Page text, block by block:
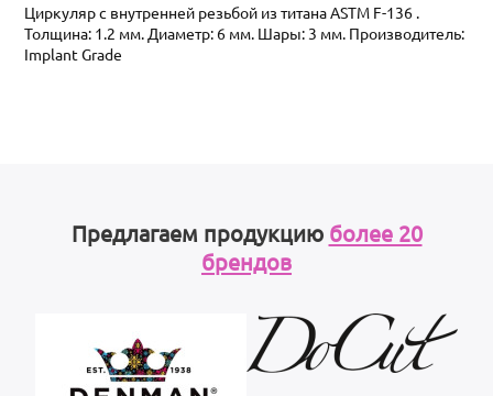
Циркуляр с внутренней резьбой из титана ASTM F-136 .
Толщина: 1.2 мм. Диаметр: 6 мм. Шары: 3 мм. Производитель:
Implant Grade
Предлагаем продукцию более 20
брендов